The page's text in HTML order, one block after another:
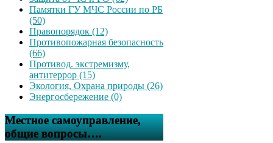
Памятки ГУ МЧС России по РБ
(50)
Правопорядок (12)
Противопожарная безопасность
(66)
Противод. экстремизму,
антитеррор (15)
Экология, Охрана природы (26)
Энергосбережение (0)
Местное самоуправление,
общие вопросы….